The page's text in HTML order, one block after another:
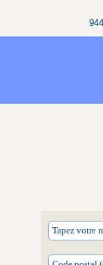
944